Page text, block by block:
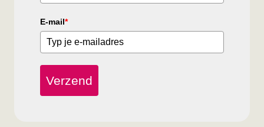
E-mail*
Verzend